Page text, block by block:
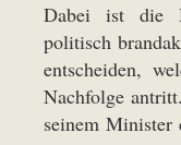
Dabei ist die
politisch
entscheiden,
Nachfolge
seinem Minister